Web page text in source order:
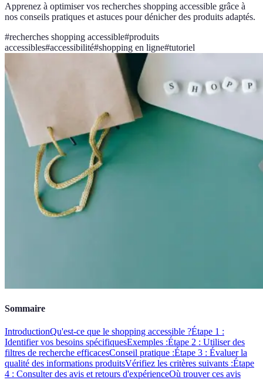
Apprenez à optimiser vos recherches shopping accessible grâce à
nos conseils pratiques et astuces pour dénicher des produits adaptés.
#recherches shopping accessible#produits
accessibles#accessibilité#shopping en ligne#tutoriel
Sommaire
IntroductionQu'est-ce que le shopping accessible ?Étape 1 :
Identifier vos besoins spécifiquesExemples :Étape 2 : Utiliser des
filtres de recherche efficacesConseil pratique :Étape 3 : Évaluer la
qualité des informations produitsVérifiez les critères suivants :Étape
4 : Consulter des avis et retours d'expérienceOù trouver ces avis